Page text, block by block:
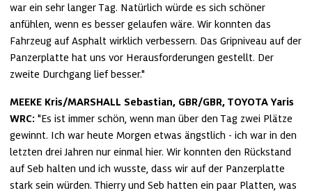
war ein sehr langer Tag. Natürlich würde es sich schöner
anfühlen, wenn es besser gelaufen wäre. Wir konnten das
Fahrzeug auf Asphalt wirklich verbessern. Das Gripniveau auf der
Panzerplatte hat uns vor Herausforderungen gestellt. Der
zweite Durchgang lief besser."
MEEKE Kris/MARSHALL Sebastian, GBR/GBR, TOYOTA Yaris
WRC: "Es ist immer schön, wenn man über den Tag zwei Plätze
gewinnt. Ich war heute Morgen etwas ängstlich - ich war in den
letzten drei Jahren nur einmal hier. Wir konnten den Rückstand
auf Seb halten und ich wusste, dass wir auf der Panzerplatte
stark sein würden. Thierry und Seb hatten ein paar Platten, was